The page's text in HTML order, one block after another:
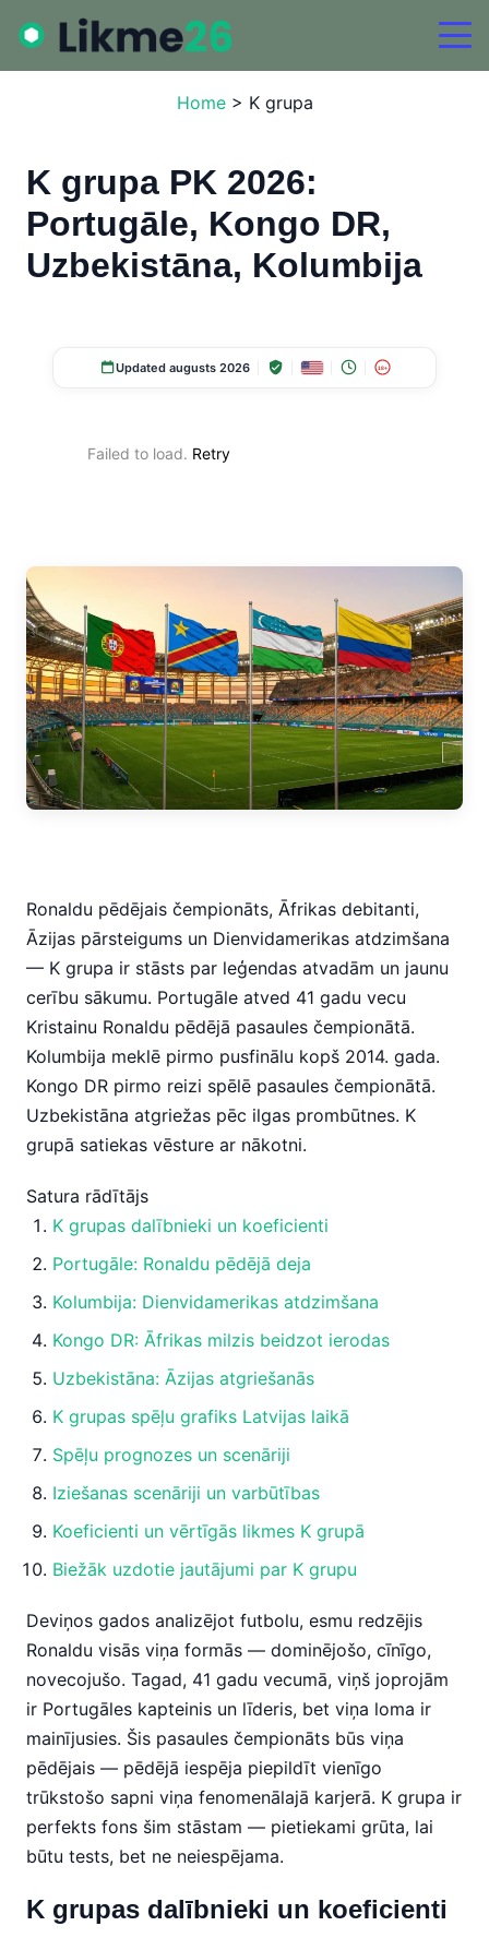
Home > K grupa
K grupa PK 2026:
Portugāle, Kongo DR,
Uzbekistāna, Kolumbija
Updated augusts 2026 18+
Failed to load. Retry
Ronaldu pēdējais čempionāts, Āfrikas debitanti,
Āzijas pārsteigums un Dienvidamerikas atdzimšana
— K grupa ir stāsts par leģendas atvadām un jaunu
cerību sākumu. Portugāle atved 41 gadu vecu
Kristainu Ronaldu pēdējā pasaules čempionātā.
Kolumbija meklē pirmo pusfinālu kopš 2014. gada.
Kongo DR pirmo reizi spēlē pasaules čempionātā.
Uzbekistāna atgriežas pēc ilgas prombūtnes. K
grupā satiekas vēsture ar nākotni.
Satura rādītājs
K grupas dalībnieki un koeficienti
Portugāle: Ronaldu pēdējā deja
Kolumbija: Dienvidamerikas atdzimšana
Kongo DR: Āfrikas milzis beidzot ierodas
Uzbekistāna: Āzijas atgriešanās
K grupas spēļu grafiks Latvijas laikā
Spēļu prognozes un scenāriji
Iziešanas scenāriji un varbūtības
Koeficienti un vērtīgās likmes K grupā
Biežāk uzdotie jautājumi par K grupu
Deviņos gados analizējot futbolu, esmu redzējis
Ronaldu visās viņa formās — dominējošo, cīnīgo,
novecojušo. Tagad, 41 gadu vecumā, viņš joprojām
ir Portugāles kapteinis un līderis, bet viņa loma ir
mainījusies. Šis pasaules čempionāts būs viņa
pēdējais — pēdējā iespēja piepildīt vienīgo
trūkstošo sapni viņa fenomenālajā karjerā. K grupa ir
perfekts fons šim stāstam — pietiekami grūta, lai
būtu tests, bet ne neiespējama.
K grupas dalībnieki un koeficienti